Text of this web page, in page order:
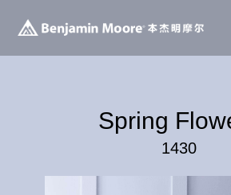
Spring
1430